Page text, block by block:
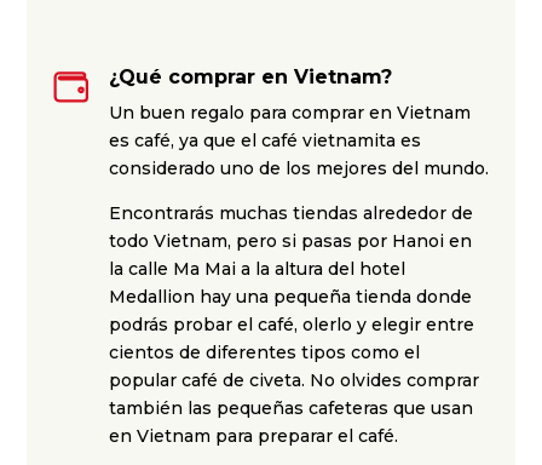
¿Qué comprar en Vietnam?
Un buen regalo para comprar en Vietnam
es café, ya que el café vietnamita es
considerado uno de los mejores del mundo.
Encontrarás muchas tiendas alrededor de
todo Vietnam, pero si pasas por Hanoi en
la calle Ma Mai a la altura del hotel
Medallion hay una pequeña tienda donde
podrás probar el café, olerlo y elegir entre
cientos de diferentes tipos como el
popular café de civeta. No olvides comprar
también las pequeñas cafeteras que usan
en Vietnam para preparar el café.